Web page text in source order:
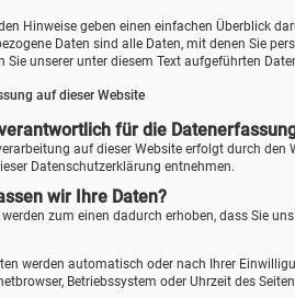
Hinweise geben einen einfachen Überblick
Daten sind alle Daten, mit denen Sie
Sie unserer unter diesem Text aufgeführten
auf dieser Website
für die
auf dieser Website erfolgt durch
Datenschutzerklärung entnehmen.
wir Ihre Daten?
werden zum einen dadurch erhoben, dass Sie
werden automatisch oder nach Ihrer
Betriebssystem oder Uhrzeit des